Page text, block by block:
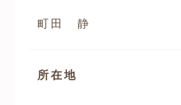
町田 静
所在地